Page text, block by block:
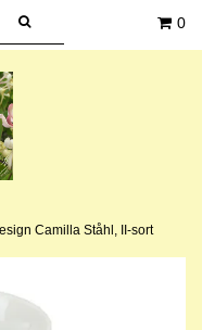
0
Camilla Ståhl, II-sort